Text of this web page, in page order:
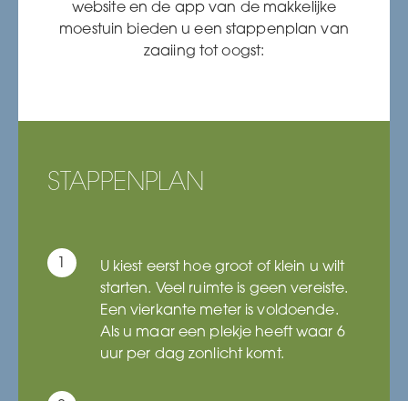
website en de app van de makkelijke
moestuin bieden u een stappenplan van
zaaiing tot oogst:
STAPPENPLAN
U kiest eerst hoe groot of klein u wilt
starten. Veel ruimte is geen vereiste.
Een vierkante meter is voldoende.
Als u maar een plekje heeft waar 6
uur per dag zonlicht komt.